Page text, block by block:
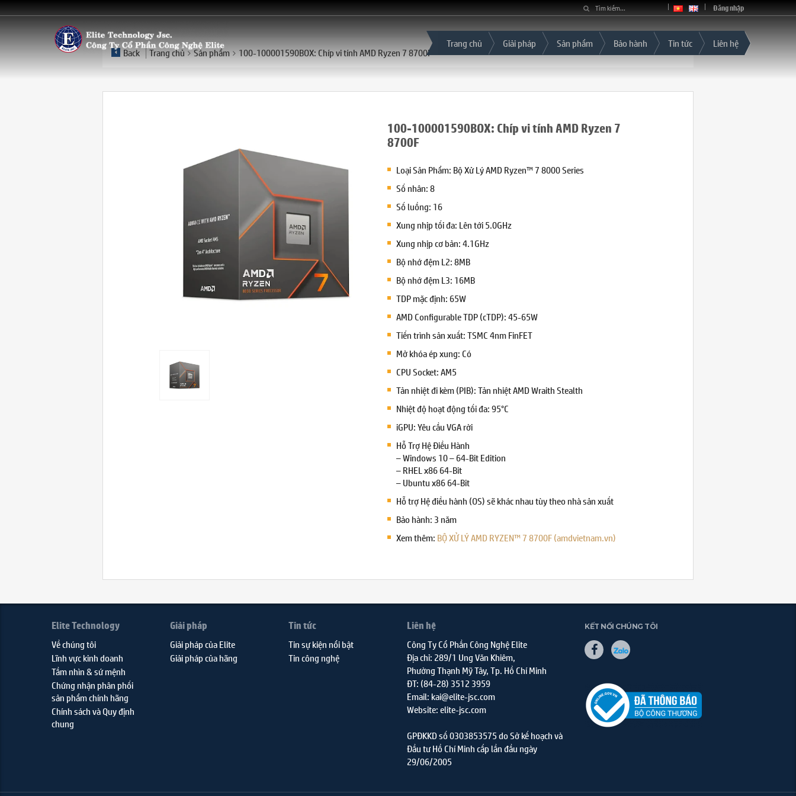
Đăng nhập
Trang chủ Giải pháp Sản phẩm Bảo hành Tin tức Liên hệ
Back Trang chủ Sản phẩm 100-100001590BOX: Chíp vi tính AMD Ryzen 7 8700F
100-100001590BOX: Chíp vi tính AMD Ryzen 7
8700F
Loại Sản Phẩm: Bộ Xử Lý AMD Ryzen™ 7 8000 Series
Số nhân: 8
Số luồng: 16
Xung nhịp tối đa: Lên tới 5.0GHz
Xung nhịp cơ bản: 4.1GHz
Bộ nhớ đệm L2: 8MB
Bộ nhớ đệm L3: 16MB
TDP mặc định: 65W
AMD Configurable TDP (cTDP): 45-65W
Tiến trình sản xuất: TSMC 4nm FinFET
Mở khóa ép xung: Có
CPU Socket: AM5
Tản nhiệt đi kèm (PIB): Tản nhiệt AMD Wraith Stealth
Nhiệt độ hoạt động tối đa: 95°C
iGPU: Yêu cầu VGA rời
Hỗ Trợ Hệ Điều Hành
– Windows 10 – 64-Bit Edition
– RHEL x86 64-Bit
– Ubuntu x86 64-Bit
Hỗ trợ Hệ điều hành (OS) sẽ khác nhau tùy theo nhà sản xuất
Bảo hành: 3 năm
Xem thêm: BỘ XỬ LÝ AMD RYZEN™ 7 8700F (amdvietnam.vn)
Elite Technology
Về chúng tôi
Lĩnh vực kinh doanh
Tầm nhìn & sứ mệnh
Chứng nhận phân phối
sản phẩm chính hãng
Chính sách và Quy định
chung
Giải pháp
Giải pháp của Elite
Giải pháp của hãng
Tin tức
Tin sự kiện nổi bật
Tin công nghệ
Liên hệ
Công Ty Cổ Phần Công Nghệ Elite
Địa chỉ: 289/1 Ung Văn Khiêm,
Phường Thạnh Mỹ Tây, Tp. Hồ Chí Minh
ĐT: (84-28) 3512 3959
Email: kai@elite-jsc.com
Website: elite-jsc.com
GPĐKKD số 0303853575 do Sở kế hoạch và
Đầu tư Hồ Chí Minh cấp lần đầu ngày
29/06/2005
KẾT NỐI CHÚNG TÔI